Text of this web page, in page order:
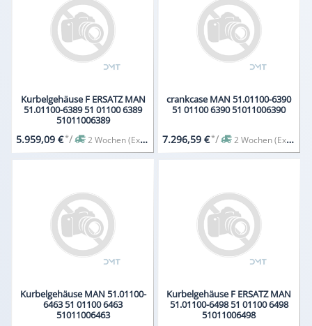
Kurbelgehäuse F ERSATZ MAN
51.01100-6389 51 01100 6389
51011006389
5.959,09 €*/ 2 Wochen (Expresslieferung auf Anfrage)
crankcase MAN 51.01100-6390
51 01100 6390 51011006390
7.296,59 €*/ 2 Wochen (Expresslieferung auf Anfrage)
Kurbelgehäuse MAN 51.01100-
6463 51 01100 6463
51011006463
Kurbelgehäuse F ERSATZ MAN
51.01100-6498 51 01100 6498
51011006498